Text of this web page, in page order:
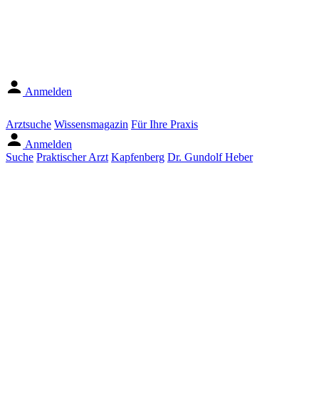
Anmelden
Arztsuche Wissensmagazin Für Ihre Praxis
Anmelden
Suche Praktischer Arzt Kapfenberg Dr. Gundolf Heber